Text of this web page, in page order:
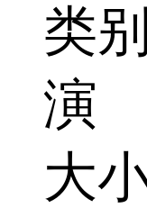
类
演
大